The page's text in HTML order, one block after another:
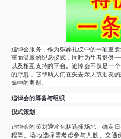
追悼会服务，作为殡葬礼仪中的一项重
重而温馨的纪念仪式，同时为生者提供
以及相互支持的平台。追悼会不仅是一
的疗愈，它帮助人们在失去亲人或朋友
命中的离别。
追悼会的筹备与组织
仪式策划
追悼会的策划通常包括选择场地、确定
程等。场地选择需考虑参与人数、交通